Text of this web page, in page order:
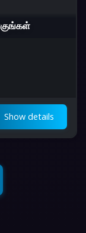
Show details